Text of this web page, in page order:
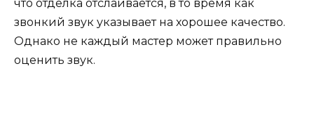
что отделка отслаивается, в то время как
звонкий звук указывает на хорошее качество.
Однако не каждый мастер может правильно
оценить звук.